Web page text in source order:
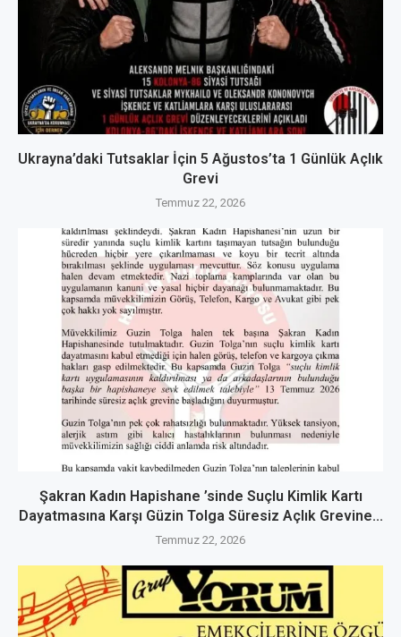
Ukrayna’daki Tutsaklar İçin 5 Ağustos’ta 1 Günlük Açlık
Grevi
Temmuz 22, 2026
Şakran Kadın Hapishane ’sinde Suçlu Kimlik Kartı
Dayatmasına Karşı Güzin Tolga Süresiz Açlık Grevine...
Temmuz 22, 2026